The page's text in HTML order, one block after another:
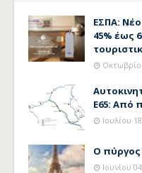
ΕΣΠΑ:
45% έως
Ε65: Από
Ιουλίου
Ο πύργος
Ιουνίου